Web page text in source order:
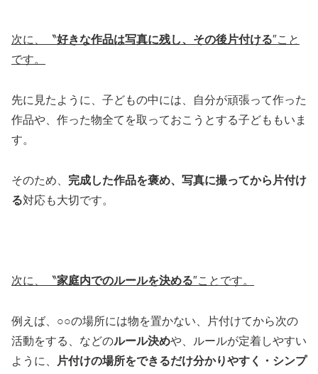
次に、〝好きな作品は写真に残し、その後片付ける″こと
です。
先に見たように、子どもの中には、自分が頑張って作った
作品や、作った物全てを取っておこうとする子どももいま
す。
そのため、 完成した作品を褒め、写真に撮ってから片付け
る対応も大切です。
次に、〝家庭内でのルールを決める″ことです。
例えば、○○の場所には物を置かない、片付けてから次の
活動をする、などのルール決めや、ルールが定着しやすい
ように、
片付けの場所をできるだけ分かりやすく・シンプ